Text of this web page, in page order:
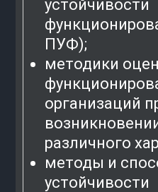
устойчивости
ПУФ);
методики
организаций
различного
методы и
устойчивости